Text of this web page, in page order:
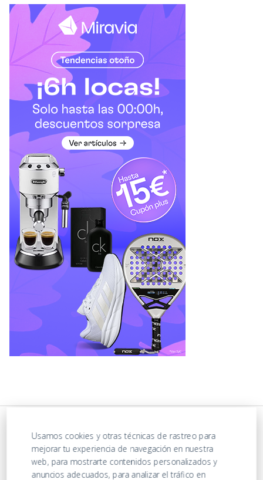
Usamos cookies y otras técnicas de rastreo para
mejorar tu experiencia de navegación en nuestra
web, para mostrarte contenidos personalizados y
anuncios adecuados, para analizar el tráfico en